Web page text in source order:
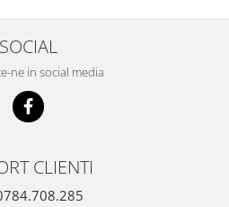
SOCIAL
ne in social media
CLIENTI